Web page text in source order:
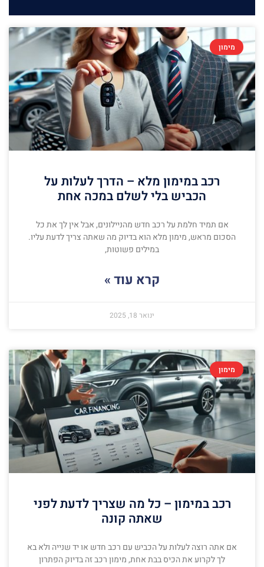
מימון
רכב במימון מלא – הדרך לעלות על
הכביש בלי לשלם במכה אחת
אם תמיד חלמת על רכב חדש מהניילונים, אבל אין לך את כל
הסכום מראש, מימון מלא הוא בדיוק מה שאתה צריך לדעת עליו.
במילים פשוטות,
קרא עוד »
ינואר 18, 2025
מימון
רכב במימון – כל מה שצריך לדעת לפני
שאתה קונה
אם אתה רוצה לעלות על הכביש עם רכב חדש או יד שנייה ולא בא
לך לקרוע את הכיס בבת אחת, מימון רכב זה בדיוק הפתרון